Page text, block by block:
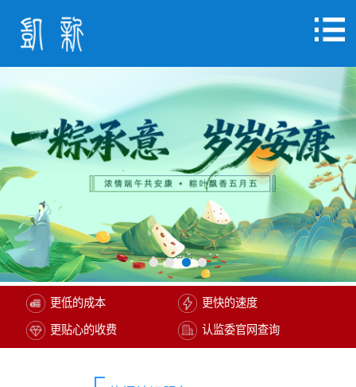
更低的成本 更快的速度
更贴心的收费 认监委官网查询